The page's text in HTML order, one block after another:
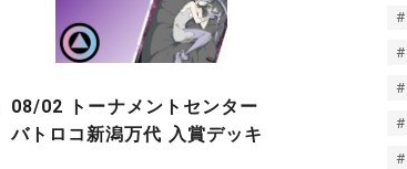
08/02 トーナメントセンター
バトロコ新潟万代 入賞デッキ